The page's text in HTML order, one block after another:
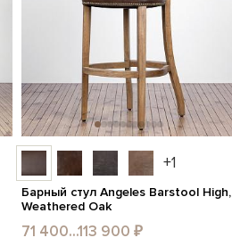
+1
Барный стул Angeles Barstool High,
Weathered Oak
71 400...113 900 ₽